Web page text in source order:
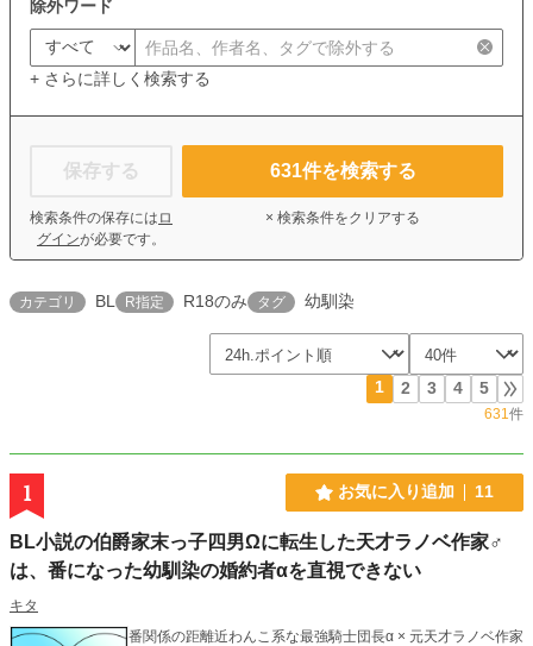
除外ワード
+ さらに詳しく検索する
保存する
検索条件の保存には ロ
グインが必要です。
631件を検索する
× 検索条件をクリアする
カテゴリ BL R指定 R18のみ タグ 幼馴染
1 2 3 4 5
631件
1 お気に入り追加 11
BL小説の伯爵家末っ子四男Ωに転生した天才ラノベ作家♂
は、番になった幼馴染の婚約者αを直視できない
キタ
番関係の距離近わんこ系な最強騎士団長α × 元天才ラノベ作家